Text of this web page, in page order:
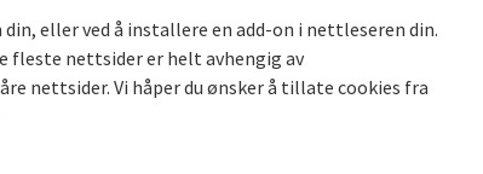
eller ved å installere en add-on i nettleseren din.
fleste nettsider er helt avhengig av
nettsider. Vi håper du ønsker å tillate cookies fra